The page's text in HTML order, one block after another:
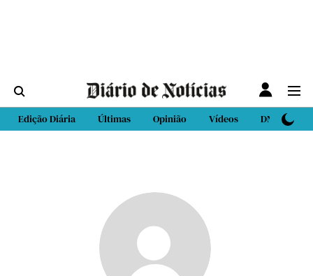
Edição Diária Últimas Opinião Vídeos DN Sport